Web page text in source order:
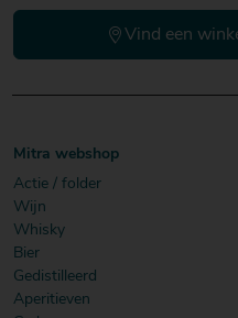
Vind een
Mitra webshop
Actie / folder
Wijn
Whisky
Bier
Gedistilleerd
Aperitieven